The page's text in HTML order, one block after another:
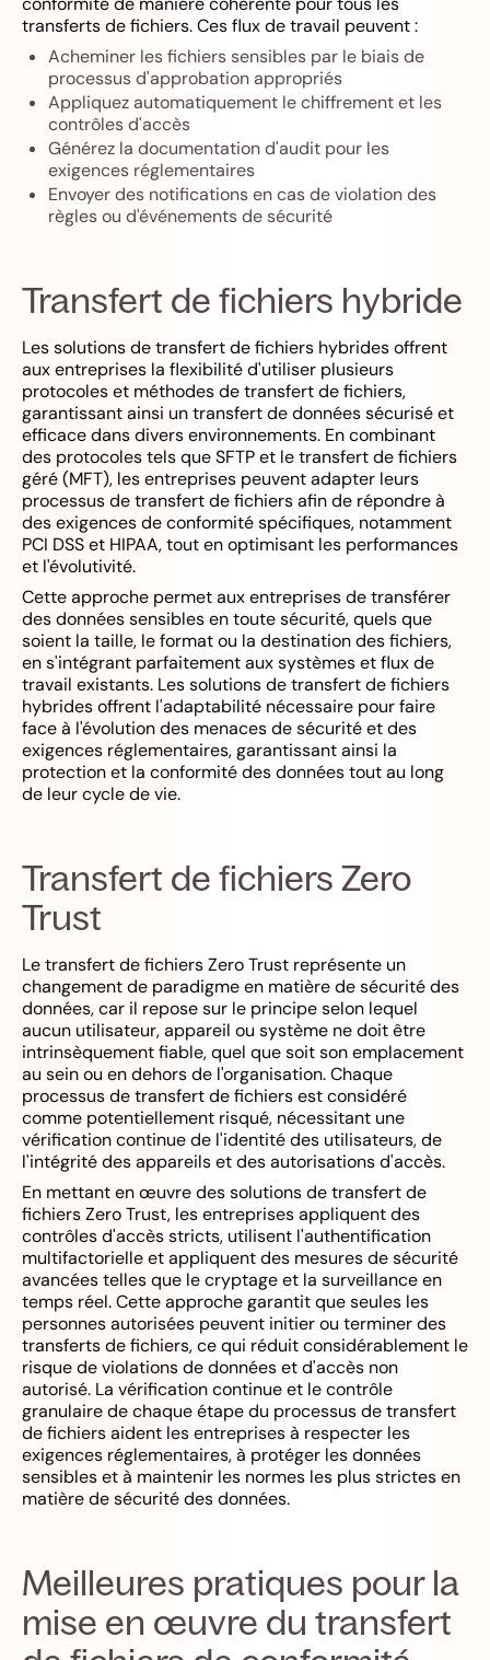
transferts de fichiers. Ces flux de travail peuvent :
Acheminer les fichiers sensibles par le biais de
processus d'approbation appropriés
Appliquez automatiquement le chiffrement et les
contrôles d'accès
Générez la documentation d'audit pour les
exigences réglementaires
Envoyer des notifications en cas de violation des
règles ou d'événements de sécurité
Transfert de fichiers hybride
Les solutions de transfert de fichiers hybrides offrent
aux entreprises la flexibilité d'utiliser plusieurs
protocoles et méthodes de transfert de fichiers,
garantissant ainsi un transfert de données sécurisé et
efficace dans divers environnements. En combinant
des protocoles tels que SFTP et le transfert de fichiers
géré (MFT), les entreprises peuvent adapter leurs
processus de transfert de fichiers afin de répondre à
des exigences de conformité spécifiques, notamment
PCI DSS et HIPAA, tout en optimisant les performances
et l'évolutivité.
Cette approche permet aux entreprises de transférer
des données sensibles en toute sécurité, quels que
soient la taille, le format ou la destination des fichiers,
en s'intégrant parfaitement aux systèmes et flux de
travail existants. Les solutions de transfert de fichiers
hybrides offrent l'adaptabilité nécessaire pour faire
face à l'évolution des menaces de sécurité et des
exigences réglementaires, garantissant ainsi la
protection et la conformité des données tout au long
de leur cycle de vie.
Transfert de fichiers Zero
Trust
Le transfert de fichiers Zero Trust représente un
changement de paradigme en matière de sécurité des
données, car il repose sur le principe selon lequel
aucun utilisateur, appareil ou système ne doit être
intrinsèquement fiable, quel que soit son emplacement
au sein ou en dehors de l'organisation. Chaque
processus de transfert de fichiers est considéré
comme potentiellement risqué, nécessitant une
vérification continue de l'identité des utilisateurs, de
l'intégrité des appareils et des autorisations d'accès.
En mettant en œuvre des solutions de transfert de
fichiers Zero Trust, les entreprises appliquent des
contrôles d'accès stricts, utilisent l'authentification
multifactorielle et appliquent des mesures de sécurité
avancées telles que le cryptage et la surveillance en
temps réel. Cette approche garantit que seules les
personnes autorisées peuvent initier ou terminer des
transferts de fichiers, ce qui réduit considérablement le
risque de violations de données et d'accès non
autorisé. La vérification continue et le contrôle
granulaire de chaque étape du processus de transfert
de fichiers aident les entreprises à respecter les
exigences réglementaires, à protéger les données
sensibles et à maintenir les normes les plus strictes en
matière de sécurité des données.
Meilleures pratiques pour la
mise en œuvre du transfert